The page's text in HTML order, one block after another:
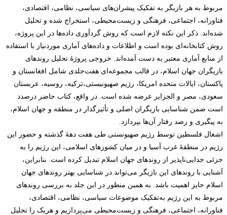
مربوط به هر بازیگر به تفکیک پیشران‌های سیاسی، نظامی، اقتصادی،
فناورانه، اجتماعی، فرهنگی و زیست‌محیطی، استخراج شده و تحلیل
شده‌اند. ذکر این نکته لازم است که روش گردآوری داده‌ها در این پروژه،
روش کتابخانه‌ای بوده است و اطلاعات و داده‌های آماری موردنیاز با استفاده
از منابع آماری معتبر به دست آمده‌اند. خروجی پروژۀ تحلیل روندهای
بازیگران جهان اسلام، در قالب مجموعه‌ای هفت‌جلدی شامل افغانستان و
پاکستان، ایالات متحده امریکا، رژیم صهیونیستی،ترکیه، روسیه، عربستان
سعودی، مصر و الجزایر عرضه شده است. در واقع، کتاب حاضر درصدد
است ضمن شناسایی بازیگران اصلی و تأثیرگذار در منطقه و جهان اسلام،
به پیگیری و رصد رفتار آن‌ها بپردازد.
اشغال فلسطین توسط رژیم صهیونستی طی هفت دهۀ گذشته و حضور این
رژیم در منطقۀ غرب آسیا و در میان کشورهای اسلامی، این رژیم را به
جزئی جدایی‌ناپذیر از روندهای جهان اسلام تبدیل کرده است. بنابراین،
آشنایی با روندهای این بازیگر می‌تواند در شناسایی بهتر روندهای جهان
اسلام حایز اهمیت باشد. به همین منظور در این جلد به بررسی روندهای
مربوط به این رژیم به‌تفکیک موضوعات سیاسی، نظامی، اقتصادی،
فناورانه، اجتماعی، فرهنگی و زیست‌محیطی می‌پردازیم و هریک را تحلیل